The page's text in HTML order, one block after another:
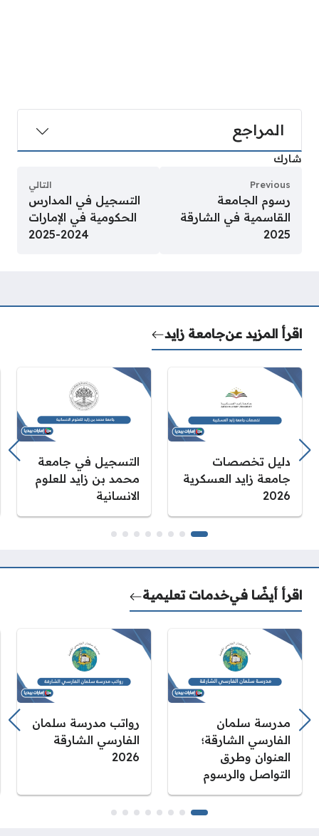
المراجع
شارك
Previous
رسوم الجامعة
القاسمية في الشارقة
2025
التالي
التسجيل في المدارس
الحكومية في الإمارات
2024-2025
اقرأ المزيد عنجامعة زايد
دليل تخصصات
جامعة زايد العسكرية
2026
التسجيل في جامعة
محمد بن زايد للعلوم
الانسانية
اقرأ أيضًا فيخدمات تعليمية
مدرسة سلمان
الفارسي الشارقة؛
العنوان وطرق
التواصل والرسوم
رواتب مدرسة سلمان
الفارسي الشارقة
2026